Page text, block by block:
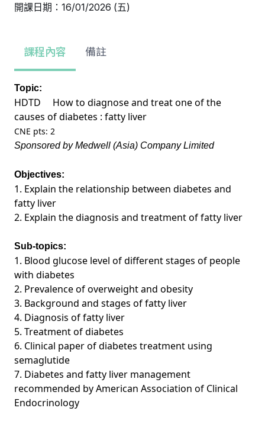
開課日期：16/01/2026 (五)
課程內容 備註
Topic:
HDTD How to diagnose and treat one of the
causes of diabetes : fatty liver
CNE pts: 2
Sponsored by Medwell (Asia) Company Limited
Objectives:
1. Explain the relationship between diabetes and
fatty liver
2. Explain the diagnosis and treatment of fatty liver
Sub-topics:
1. Blood glucose level of different stages of people
with diabetes
2. Prevalence of overweight and obesity
3. Background and stages of fatty liver
4. Diagnosis of fatty liver
5. Treatment of diabetes
6. Clinical paper of diabetes treatment using
semaglutide
7. Diabetes and fatty liver management
recommended by American Association of Clinical
Endocrinology